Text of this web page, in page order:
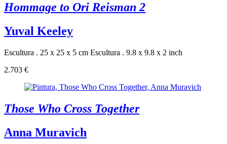
Hommage to Ori Reisman 2
Yuval Keeley
Escultura . 25 x 25 x 5 cm Escultura . 9.8 x 9.8 x 2 inch
2.703 €
Those Who Cross Together
Anna Muravich